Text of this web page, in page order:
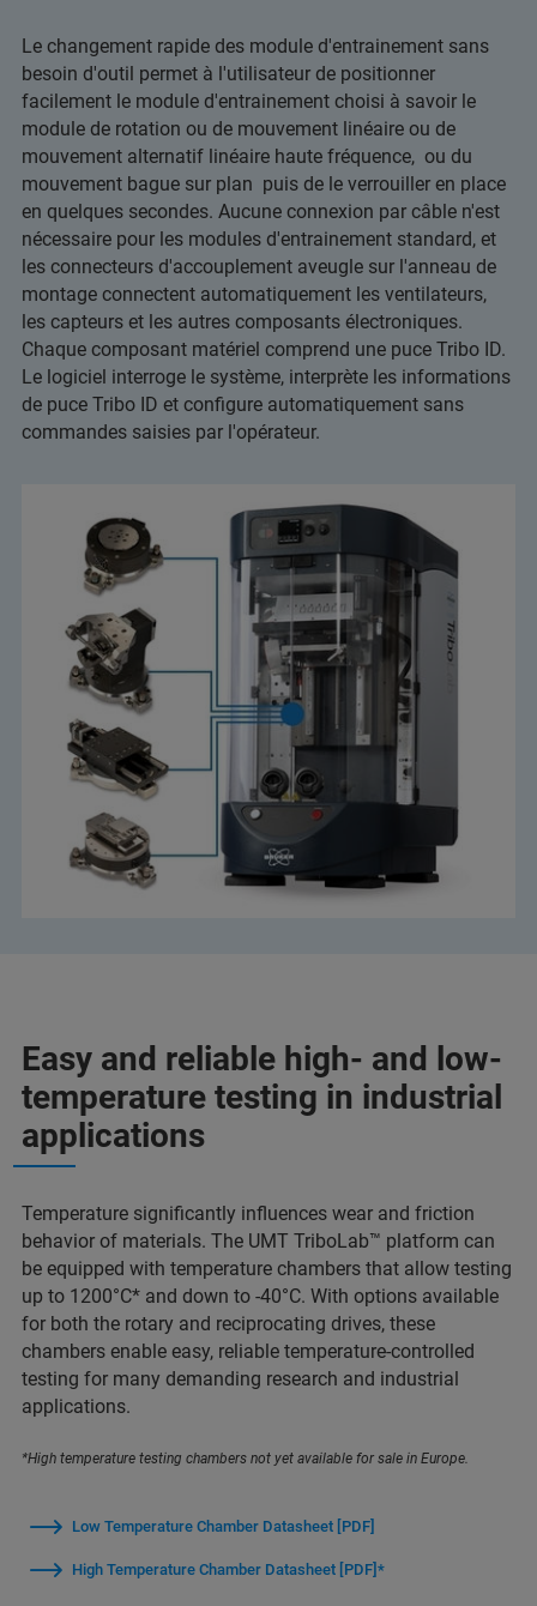
Le changement rapide des module d'entrainement sans
besoin d'outil permet à l'utilisateur de positionner
facilement le module d'entrainement choisi à savoir le
module de rotation ou de mouvement linéaire ou de
mouvement alternatif linéaire haute fréquence, ou du
mouvement bague sur plan puis de le verrouiller en place
en quelques secondes. Aucune connexion par câble n'est
nécessaire pour les modules d'entrainement standard, et
les connecteurs d'accouplement aveugle sur l'anneau de
montage connectent automatiquement les ventilateurs,
les capteurs et les autres composants électroniques.
Chaque composant matériel comprend une puce Tribo ID.
Le logiciel interroge le système, interprète les informations
de puce Tribo ID et configure automatiquement sans
commandes saisies par l'opérateur.
Easy and reliable high- and low-
temperature testing in industrial
applications
Temperature significantly influences wear and friction
behavior of materials. The UMT TriboLab™ platform can
be equipped with temperature chambers that allow testing
up to 1200°C* and down to -40°C. With options available
for both the rotary and reciprocating drives, these
chambers enable easy, reliable temperature-controlled
testing for many demanding research and industrial
applications.
*High temperature testing chambers not yet available for sale in Europe.
Low Temperature Chamber Datasheet [PDF]
High Temperature Chamber Datasheet [PDF]*